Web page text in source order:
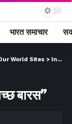
भारत समाचार
World Sites > Indi Reporter (Hindi)
बारस”